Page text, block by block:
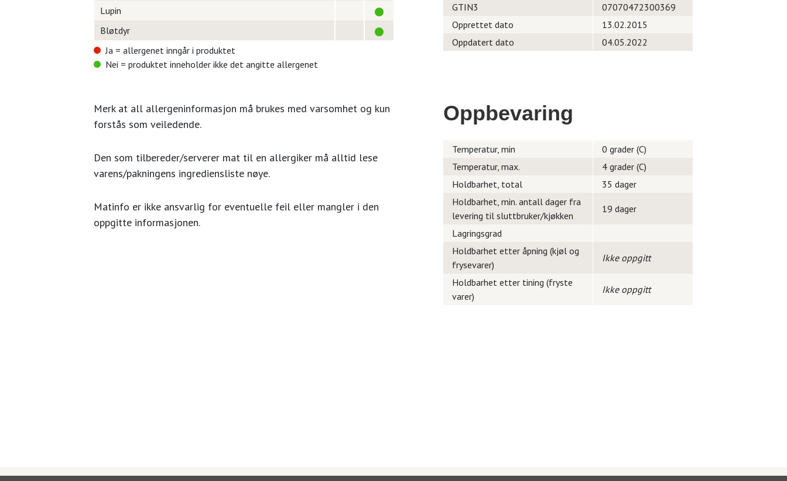
Lupin
Bløtdyr
Ja = allergenet inngår i produktet
Nei = produktet inneholder ikke det angitte allergenet
Merk at all allergeninformasjon må brukes med varsomhet og kun
forstås som veiledende.
Den som tilbereder/serverer mat til en allergiker må alltid lese
varens/pakningens ingrediensliste nøye.
Matinfo er ikke ansvarlig for eventuelle feil eller mangler i den
oppgitte informasjonen.
GTIN3
07070472300369
Opprettet dato
13.02.2015
Oppdatert dato
04.05.2022
Oppbevaring
Temperatur, min
0 grader (C)
Temperatur, max.
4 grader (C)
Holdbarhet, total
35 dager
Holdbarhet, min. antall dager fra
levering til sluttbruker/kjøkken
19 dager
Lagringsgrad
Holdbarhet etter åpning (kjøl og
frysevarer)
Ikke oppgitt
Holdbarhet etter tining (fryste
varer)
Ikke oppgitt